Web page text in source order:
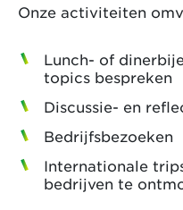
Onze activiteiten
Lunch- of
topics bespreken
Discussie- en
Bedrijfsbezoeken
Internationale
bedrijven te